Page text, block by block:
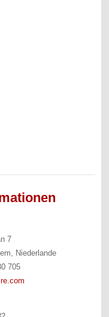
7
Niederlande
705